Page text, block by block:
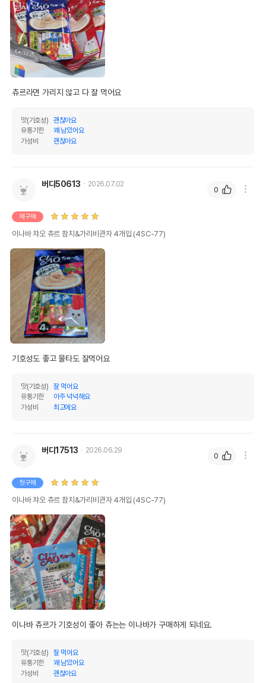
츄르라면 가리지 않고 다 잘 먹어요
맛(기호성)
괜찮아요
유통기한
꽤 남았어요
가성비
괜찮아요
버디50613 2026.07.02
재구매
이나바 챠오 츄르 참치&가리비관자 4개입 (4SC-77)
기호성도 좋고 물타도 잘먹어요
맛(기호성)
잘 먹어요
유통기한
아주 넉넉해요
가성비
최고에요
0
버디17513 2026.06.29
첫구매
이나바 챠오 츄르 참치&가리비관자 4개입 (4SC-77)
이나바 츄르가 기호성이 좋아 츄는는 이나바가 구매하게 되네요.
맛(기호성)
잘 먹어요
유통기한
꽤 남았어요
가성비
괜찮아요
0